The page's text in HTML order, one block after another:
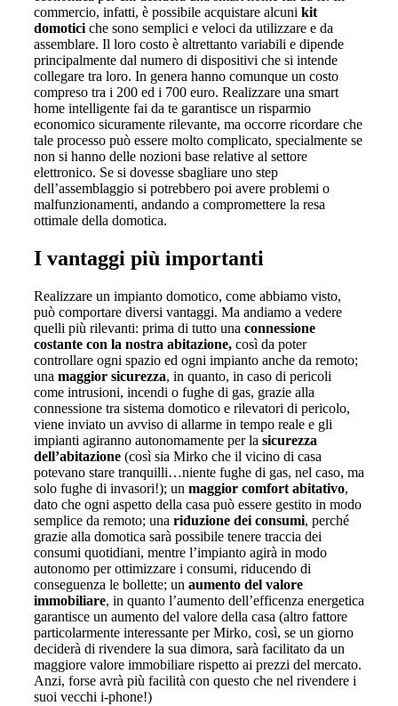
commercio, infatti, è possibile acquistare alcuni kit
domotici che sono semplici e veloci da utilizzare e da
assemblare. Il loro costo è altrettanto variabili e dipende
principalmente dal numero di dispositivi che si intende
collegare tra loro. In genera hanno comunque un costo
compreso tra i 200 ed i 700 euro. Realizzare una smart
home intelligente fai da te garantisce un risparmio
economico sicuramente rilevante, ma occorre ricordare che
tale processo può essere molto complicato, specialmente se
non si hanno delle nozioni base relative al settore
elettronico. Se si dovesse sbagliare uno step
dell’assemblaggio si potrebbero poi avere problemi o
malfunzionamenti, andando a compromettere la resa
ottimale della domotica.
I vantaggi più importanti
Realizzare un impianto domotico, come abbiamo visto,
può comportare diversi vantaggi. Ma andiamo a vedere
quelli più rilevanti: prima di tutto una connessione
costante con la nostra abitazione, così da poter
controllare ogni spazio ed ogni impianto anche da remoto;
una maggior sicurezza, in quanto, in caso di pericoli
come intrusioni, incendi o fughe di gas, grazie alla
connessione tra sistema domotico e rilevatori di pericolo,
viene inviato un avviso di allarme in tempo reale e gli
impianti agiranno autonomamente per la sicurezza
dell’abitazione (così sia Mirko che il vicino di casa
potevano stare tranquilli…niente fughe di gas, nel caso, ma
solo fughe di invasori!); un maggior comfort abitativo,
dato che ogni aspetto della casa può essere gestito in modo
semplice da remoto; una riduzione dei consumi, perché
grazie alla domotica sarà possibile tenere traccia dei
consumi quotidiani, mentre l’impianto agirà in modo
autonomo per ottimizzare i consumi, riducendo di
conseguenza le bollette; un aumento del valore
immobiliare, in quanto l’aumento dell’efficenza energetica
garantisce un aumento del valore della casa (altro fattore
particolarmente interessante per Mirko, così, se un giorno
deciderà di rivendere la sua dimora, sarà facilitato da un
maggiore valore immobiliare rispetto ai prezzi del mercato.
Anzi, forse avrà più facilità con questo che nel rivendere i
suoi vecchi i-phone!)